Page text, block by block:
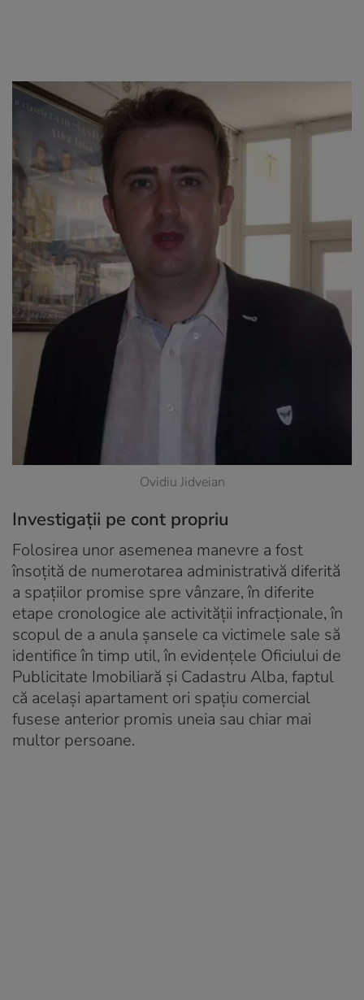
Ovidiu Jidveian
Investigații pe cont propriu
Folosirea unor asemenea manevre a fost
însoțită de numerotarea administrativă diferită
a spațiilor promise spre vânzare, în diferite
etape cronologice ale activității infracționale, în
scopul de a anula șansele ca victimele sale să
identifice în timp util, în evidențele Oficiului de
Publicitate Imobiliară și Cadastru Alba, faptul
că același apartament ori spațiu comercial
fusese anterior promis uneia sau chiar mai
multor persoane.